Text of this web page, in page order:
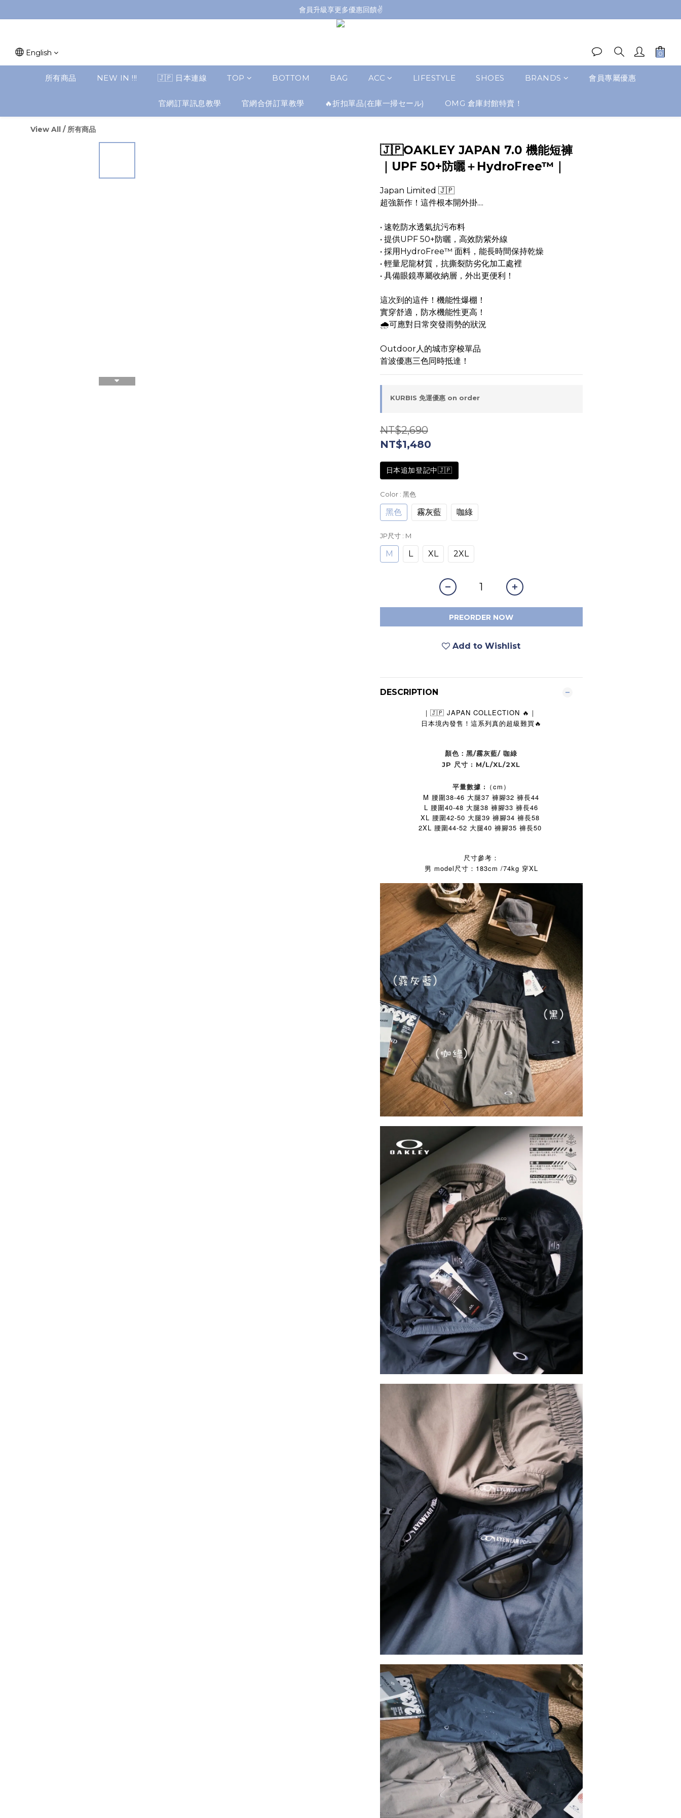
會員升級享更多優惠回饋✌️
會員升級享更多優惠回饋✌️
FB海外連線社團開放加入中📢
會員升級享更多優惠回饋✌️
English
所有商品 NEW IN !!! 🇯🇵 日本連線 TOP BOTTOM BAG ACC LIFESTYLE SHOES BRANDS 會員專屬優惠
官網訂單訊息教學 官網合併訂單教學 🔥折扣單品(在庫一掃セール) OMG 倉庫封館特賣！
View All / 所有商品
🇯🇵OAKLEY JAPAN 7.0 機能短褲
｜UPF 50+防曬＋HydroFree™｜
Japan Limited 🇯🇵
超強新作！這件根本開外掛....
• 速乾防水透氣抗污布料
• 提供UPF 50+防曬，高效防紫外線
• 採用HydroFree™ 面料，能長時間保持乾燥
• 輕量尼龍材質，抗撕裂防劣化加工處裡
• 具備眼鏡專屬收納層，外出更便利！
這次到的這件！機能性爆棚！
實穿舒適，防水機能性更高！
🌧️可應對日常突發雨勢的狀況
Outdoor人的城市穿梭單品
首波優惠三色同時抵達！
KURBIS 免運優惠 on order
NT$2,690
NT$1,480
日本追加登記中🇯🇵
Color : 黑色
黑色 霧灰藍 咖綠
JP尺寸 : M
M L XL 2XL
PREORDER NOW
Add to Wishlist
DESCRIPTION
｜ 🇯🇵 JAPAN COLLECTION 🔥｜
日本境內發售！這系列真的超級難買🔥
顏色：黑/霧灰藍/ 咖綠
JP 尺寸 : M/L/XL/2XL
平量數據 :
（cm）
M 腰圍38-46 大腿37 褲腳32 褲長44
L 腰圍40-48 大腿38 褲腳33 褲長46
XL 腰圍42-50 大腿39 褲腳34 褲長58
2XL 腰圍44-52 大腿40 褲腳35 褲長50
尺寸參考：
男 model尺寸：183cm /74kg 穿XL